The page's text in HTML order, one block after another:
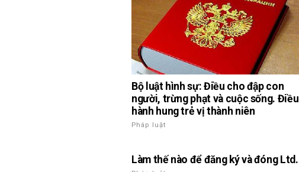
Bộ luật hình sự: Điều cho đập con
người, trừng phạt và cuộc sống. Điều
hành hung trẻ vị thành niên
Pháp luật
Làm thế nào để đăng ký và đóng Ltd.